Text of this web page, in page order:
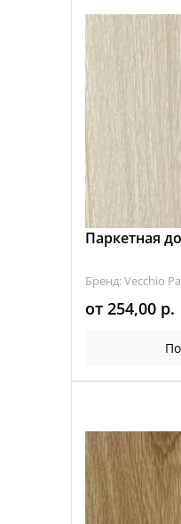
Паркетная
Бренд: Vecchio
от 254,00 р.